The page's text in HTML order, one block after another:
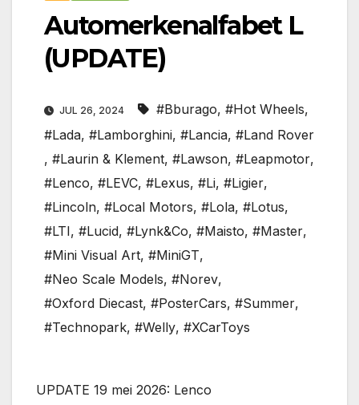
Automerkenalfabet L
(UPDATE)
JUL 26, 2024 #Bburago, #Hot Wheels,
#Lada, #Lamborghini, #Lancia, #Land Rover
, #Laurin & Klement, #Lawson, #Leapmotor,
#Lenco, #LEVC, #Lexus, #Li, #Ligier,
#Lincoln, #Local Motors, #Lola, #Lotus,
#LTI, #Lucid, #Lynk&Co, #Maisto, #Master,
#Mini Visual Art, #MiniGT,
#Neo Scale Models, #Norev,
#Oxford Diecast, #PosterCars, #Summer,
#Technopark, #Welly, #XCarToys
UPDATE 19 mei 2026: Lenco